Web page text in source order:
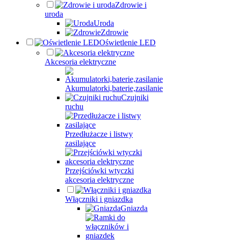
Zdrowie i
uroda
Uroda
Zdrowie
Oświetlenie LED
Akcesoria elektryczne
Akumulatorki,baterie,zasilanie
Czujniki
ruchu
Przedłużacze i listwy
zasilające
Przejściówki wtyczki
akcesoria elektryczne
Włączniki i gniazdka
Gniazda